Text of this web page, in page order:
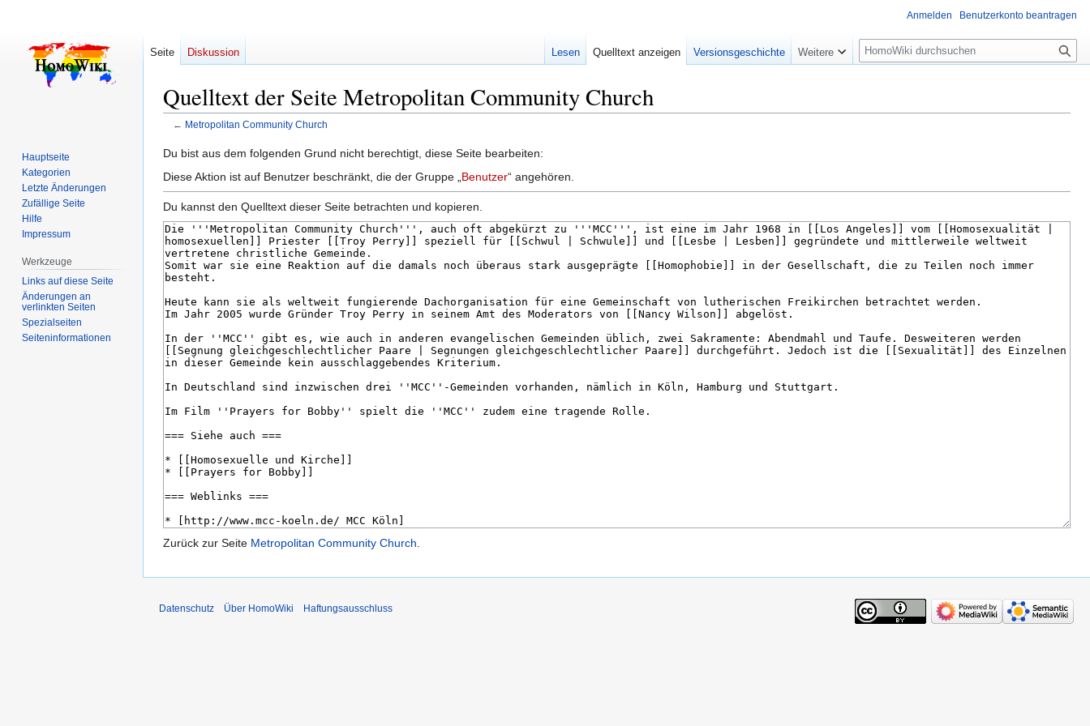
Quelltext der Seite Metropolitan Community Church
← Metropolitan Community Church
Zur
Navigation
Zur
Suche
Du bist aus dem folgenden Grund nicht berechtigt, diese Seite bearbeiten:
Diese Aktion ist auf Benutzer beschränkt, die der Gruppe „ Benutzer“ angehören.
Du kannst den Quelltext dieser Seite betrachten und kopieren.
Zurück zur Seite Metropolitan Community Church.
Anmelden Benutzerkonto beantragen
Seite Diskussion Lesen Quelltext anzeigen Versionsgeschichte Weitere
Suche
Hauptseite
Kategorien
Letzte Änderungen
Zufällige Seite
Hilfe
Impressum
Werkzeuge
Links auf diese Seite
Änderungen an
verlinkten Seiten
Spezialseiten
Seiten­­informationen
Datenschutz Über HomoWiki Haftungsausschluss